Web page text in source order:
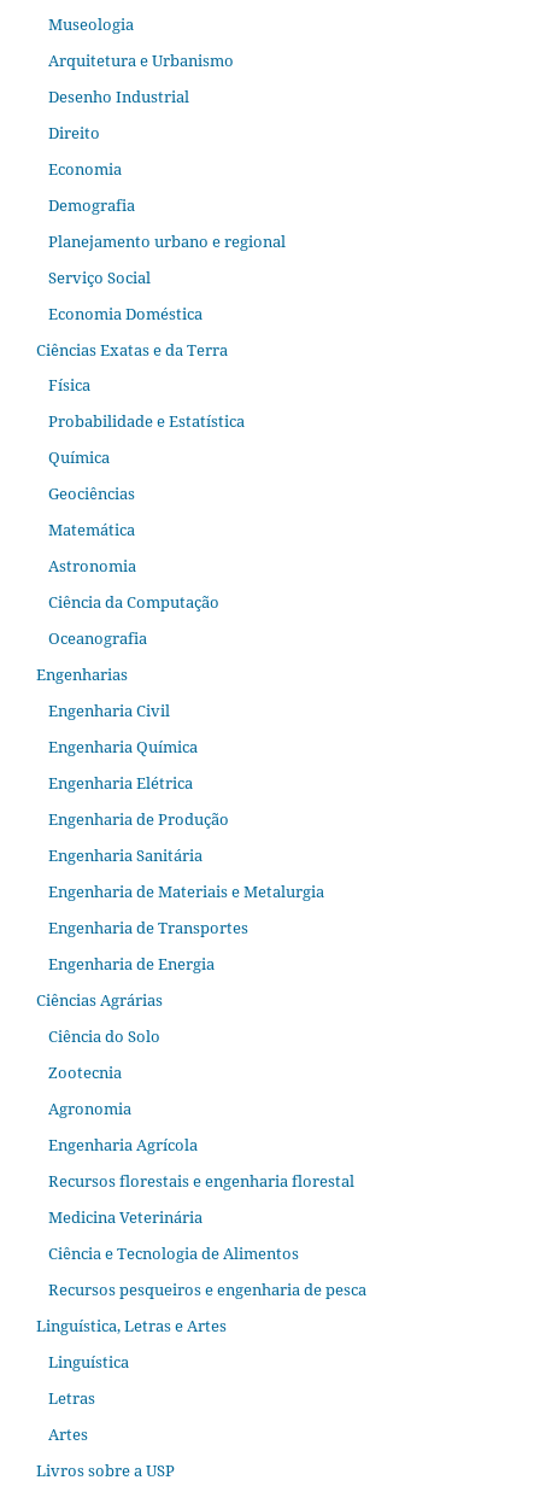
Museologia
Arquitetura e Urbanismo
Desenho Industrial
Direito
Economia
Demografia
Planejamento urbano e regional
Serviço Social
Economia Doméstica
Ciências Exatas e da Terra
Física
Probabilidade e Estatística
Química
Geociências
Matemática
Astronomia
Ciência da Computação
Oceanografia
Engenharias
Engenharia Civil
Engenharia Química
Engenharia Elétrica
Engenharia de Produção
Engenharia Sanitária
Engenharia de Materiais e Metalurgia
Engenharia de Transportes
Engenharia de Energia
Ciências Agrárias
Ciência do Solo
Zootecnia
Agronomia
Engenharia Agrícola
Recursos florestais e engenharia florestal
Medicina Veterinária
Ciência e Tecnologia de Alimentos
Recursos pesqueiros e engenharia de pesca
Linguística, Letras e Artes
Linguística
Letras
Artes
Livros sobre a USP